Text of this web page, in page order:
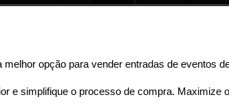
opção para vender entradas de eventos
e simplifique o processo de compra. Maximize